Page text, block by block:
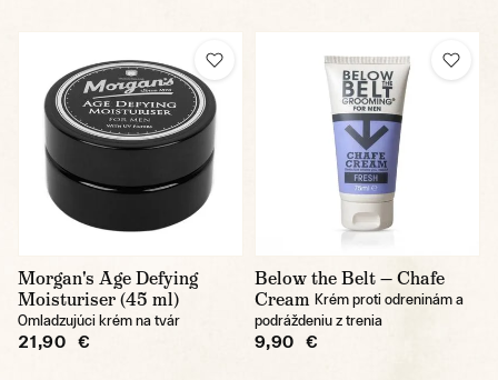
Morgan's Age Defying
Moisturiser (45 ml)
Omladzujúci krém na tvár
21,90 €
Below the Belt — Chafe
Cream Krém proti odreninám a
podráždeniu z trenia
9,90 €